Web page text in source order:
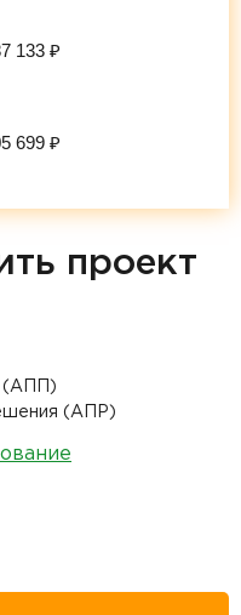
133 ₽
699 ₽
проект
(АПП)
(АПР)